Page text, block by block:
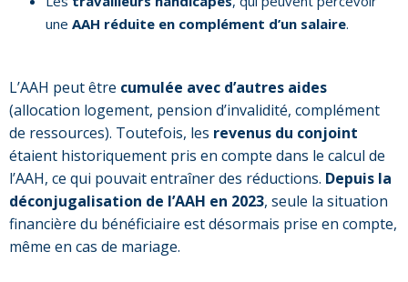
une AAH réduite en complément d’un salaire.
L’AAH peut être cumulée avec d’autres aides
(allocation logement, pension d’invalidité, complément
de ressources). Toutefois, les revenus du conjoint
étaient historiquement pris en compte dans le calcul de
l’AAH, ce qui pouvait entraîner des réductions. Depuis la
déconjugalisation de l’AAH en 2023, seule la situation
financière du bénéficiaire est désormais prise en compte,
même en cas de mariage.